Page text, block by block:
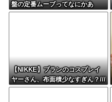
盤の定番ムーブってなにかあ
る？
【NIKKE】ブランのコスプレイ
ヤーさん、布面積少なすぎん？///